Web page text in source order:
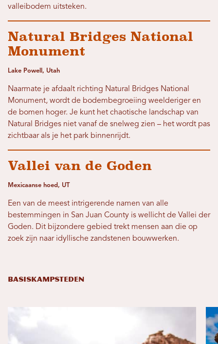
valleibodem uitsteken.
Natural Bridges National
Monument
Lake Powell, Utah
Naarmate je afdaalt richting Natural Bridges National
Monument, wordt de bodembegroeiing weelderiger en
de bomen hoger. Je kunt het chaotische landschap van
Natural Bridges niet vanaf de snelweg zien – het wordt pas
zichtbaar als je het park binnenrijdt.
Vallei van de Goden
Mexicaanse hoed, UT
Een van de meest intrigerende namen van alle
bestemmingen in San Juan County is wellicht de Vallei der
Goden. Dit bijzondere gebied trekt mensen aan die op
zoek zijn naar idyllische zandstenen bouwwerken.
BASISKAMPSTEDEN